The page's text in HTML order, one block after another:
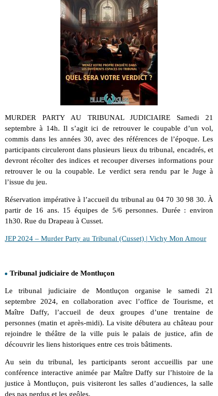
MURDER PARTY AU TRIBUNAL JUDICIAIRE Samedi 21
septembre à 14h. Il s’agit ici de retrouver le coupable d’un vol,
commis dans les années 30, avec des références de l’époque. Les
participants circuleront dans plusieurs lieux du tribunal, encadrés, et
devront récolter des indices et recouper diverses informations pour
retrouver le ou la coupable. Le verdict sera rendu par le Juge à
l’issue du jeu.
Réservation impérative à l’accueil du tribunal au 04 70 30 98 30. À
partir de 16 ans. 15 équipes de 5/6 personnes. Durée : environ
1h30. Rue du Drapeau à Cusset.
JEP 2024 – Murder Party au Tribunal (Cusset) | Vichy Mon Amour
Tribunal judiciaire de Montluçon
Le tribunal judiciaire de Montluçon organise le samedi 21
septembre 2024, en collaboration avec l’office de Tourisme, et
Maître Daffy, l’accueil de deux groupes d’une trentaine de
personnes (matin et après-midi). La visite débutera au château pour
rejoindre le théâtre de la ville puis le palais de justice, afin de
découvrir les liens historiques entre ces trois bâtiments.
Au sein du tribunal, les participants seront accueillis par une
conférence interactive animée par Maître Daffy sur l’histoire de la
justice à Montluçon, puis visiteront les salles d’audiences, la salle
des pas perdus et les geôles.